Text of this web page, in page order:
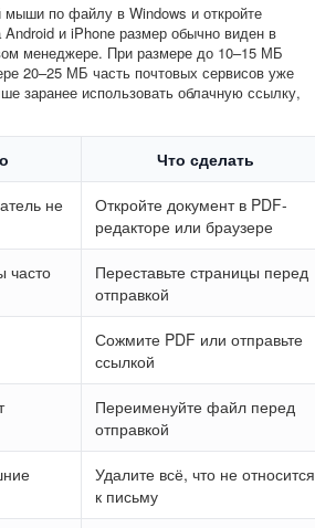
мыши по файлу в Windows и откройте
и iPhone размер обычно виден в
менеджере. При размере до 10–15 МБ
20–25 МБ часть почтовых сервисов уже
заранее использовать облачную ссылку,
Что сделать
не
Откройте документ в PDF-
редакторе или браузере
часто
Переставьте страницы перед
отправкой
Сожмите PDF или отправьте
ссылкой
Переименуйте файл перед
отправкой
Удалите всё, что не относится
к письму